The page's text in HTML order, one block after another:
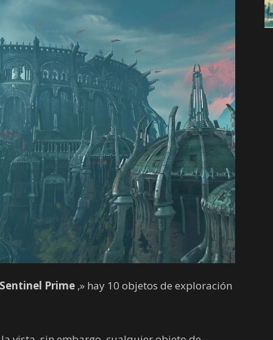
Sentinel Prime ,» hay 10 objetos de exploración